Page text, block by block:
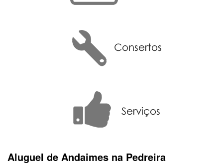
Aluguel de Andaimes na Pedreira